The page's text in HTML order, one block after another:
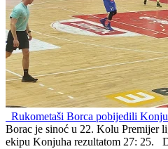
Rukometaši Borca pobijedili
Borac je sinoć u 22. Kolu Premijer
ekipu Konjuha rezultatom 27: 25.